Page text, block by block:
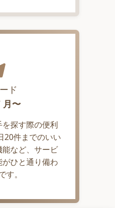
ド
月〜
探す際の便利
20件までのいい
など、サービ
ひと通り備わ
す。